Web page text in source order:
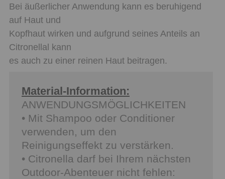
Bei äußerlicher Anwendung kann es beruhigend
auf Haut und
Kopfhaut wirken und aufgrund seines Anteils an
Citronellal kann
es auch zu einer reinen Haut beitragen.
Material-Information:
ANWENDUNGSMÖGLICHKEITEN
• Mit Shampoo oder Conditioner
verwenden, um den
Reinigungseffekt zu verstärken.
• Citronella darf bei Ihrem nächsten
Outdoor-Abenteuer nicht fehlen: